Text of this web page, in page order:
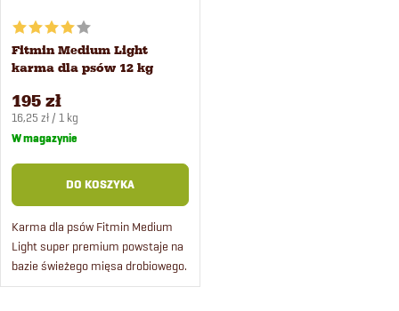
w
a
n
i
e
p
r
a
p
r
o
d
u
Fitmin Medium Light
karma dla psów 12 kg
195 zł
Cena
jednostkowa:
16,25 zł / 1 kg
W magazynie
DO KOSZYKA
Karma dla psów Fitmin Medium
Light super premium powstaje na
bazie świeżego mięsa drobiowego.